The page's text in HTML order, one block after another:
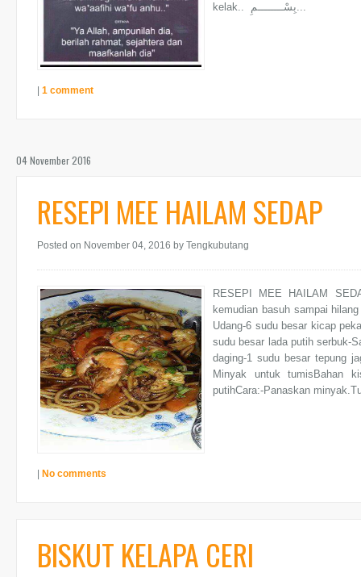
kelak.. بِسْــــــــمِ...
1 comment
04 November 2016
RESEPI MEE HAILAM SEDAP
Posted on November 04, 2016 by Tengkubutang
RESEPI MEE HAILAM
kemudian basuh sampai
Udang-6 sudu besar kicap
sudu besar lada putih serbuk-
daging-1 sudu besar tepung
Minyak untuk tumisBahan
putihCara:-Panaskan
No comments
BISKUT KELAPA CERI